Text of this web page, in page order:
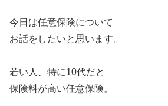
今日は任意保険について
お話をしたいと思います。
若い人、特に10代だと
保険料が高い任意保険。